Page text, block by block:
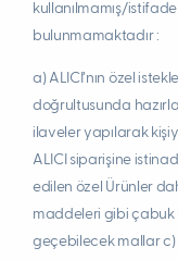
kullanılmamış/
bulunmamaktadır :
a) ALICI’nın özel
doğrultusunda
ilaveler yapılarak
ALICI siparişine
edilen özel Ürünler
maddeleri gibi çabuk
geçebilecek mallar c)